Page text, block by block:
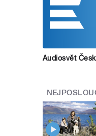
Audiosvět